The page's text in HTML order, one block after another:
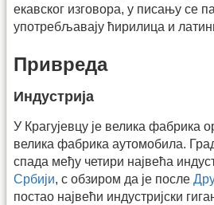
екавског изговора, у писању се
употребљавају ћирилица и
Привреда
Индустрија
У Крагујевцу је велика фабрика
велика фабрика аутомобила.
спада међу четири највећа
Србији, с обзиром да је после
постао највећи индустријски